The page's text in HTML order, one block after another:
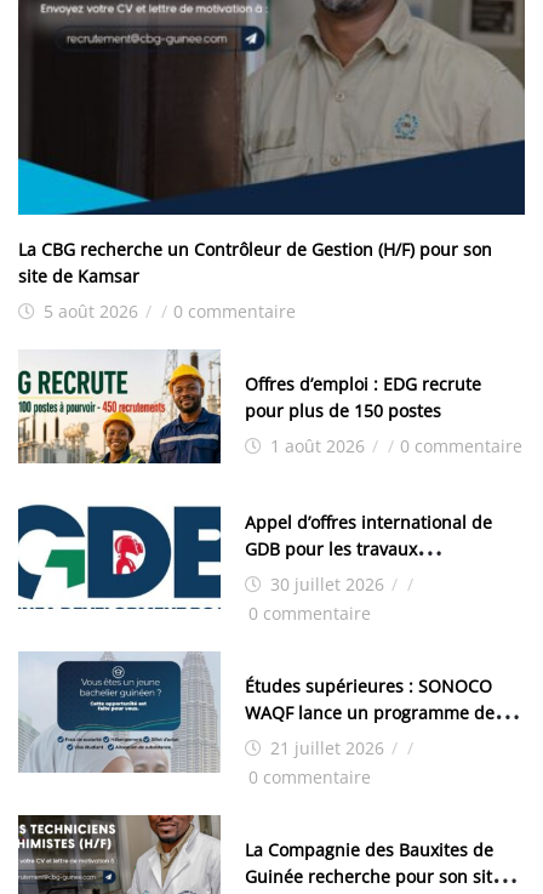
La CBG recherche un Contrôleur de Gestion (H/F) pour son
site de Kamsar
5 août 2026 / / 0 commentaire
Offres d’emploi : EDG recrute
pour plus de 150 postes
1 août 2026 / / 0 commentaire
Appel d’offres international de
GDB pour les travaux
d’aménagement de la zone
industrielle de FANDJE (PAZIF)
30 juillet 2026 / /
0 commentaire
Études supérieures : SONOCO
WAQF lance un programme de
bourses pour la Malaisie
21 juillet 2026 / /
0 commentaire
La Compagnie des Bauxites de
Guinée recherche pour son site